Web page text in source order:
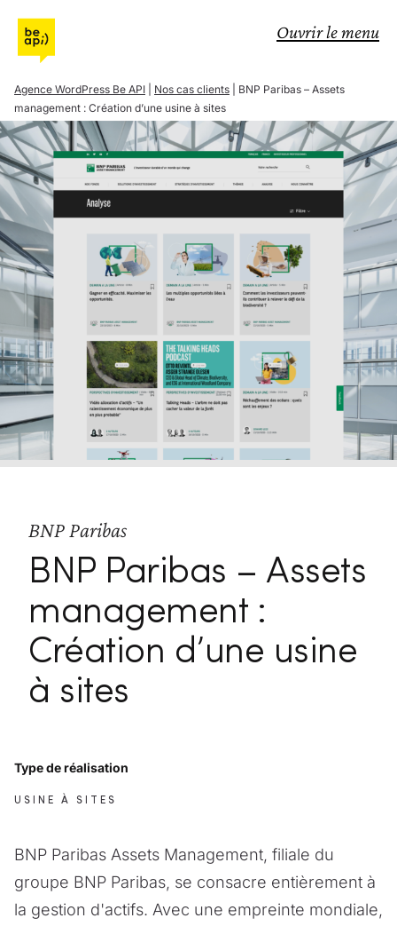
Ouvrir le menu
Agence WordPress Be API Nos cas clients
BNP Paribas – Assets
management : Création d’une usine à sites
BNP Paribas
BNP Paribas – Assets
management :
Création d’une usine
à sites
Type de réalisation
USINE À SITES
BNP Paribas Assets Management, filiale du
groupe BNP Paribas, se consacre entièrement à
la gestion d'actifs. Avec une empreinte mondiale,